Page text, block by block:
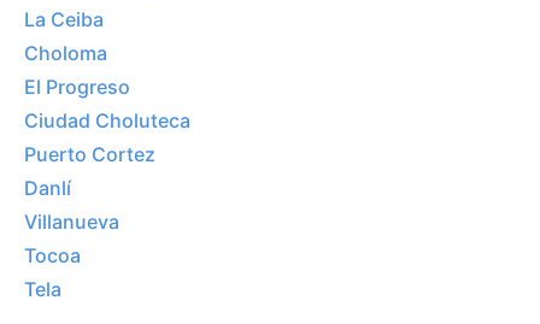
La Ceiba
Choloma
El Progreso
Ciudad Choluteca
Puerto Cortez
Danlí
Villanueva
Tocoa
Tela